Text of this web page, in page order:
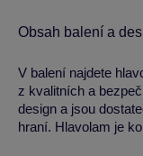
Obsah balení a
V balení najdete
z kvalitních a
design a jsou
hraní. Hlavolam je